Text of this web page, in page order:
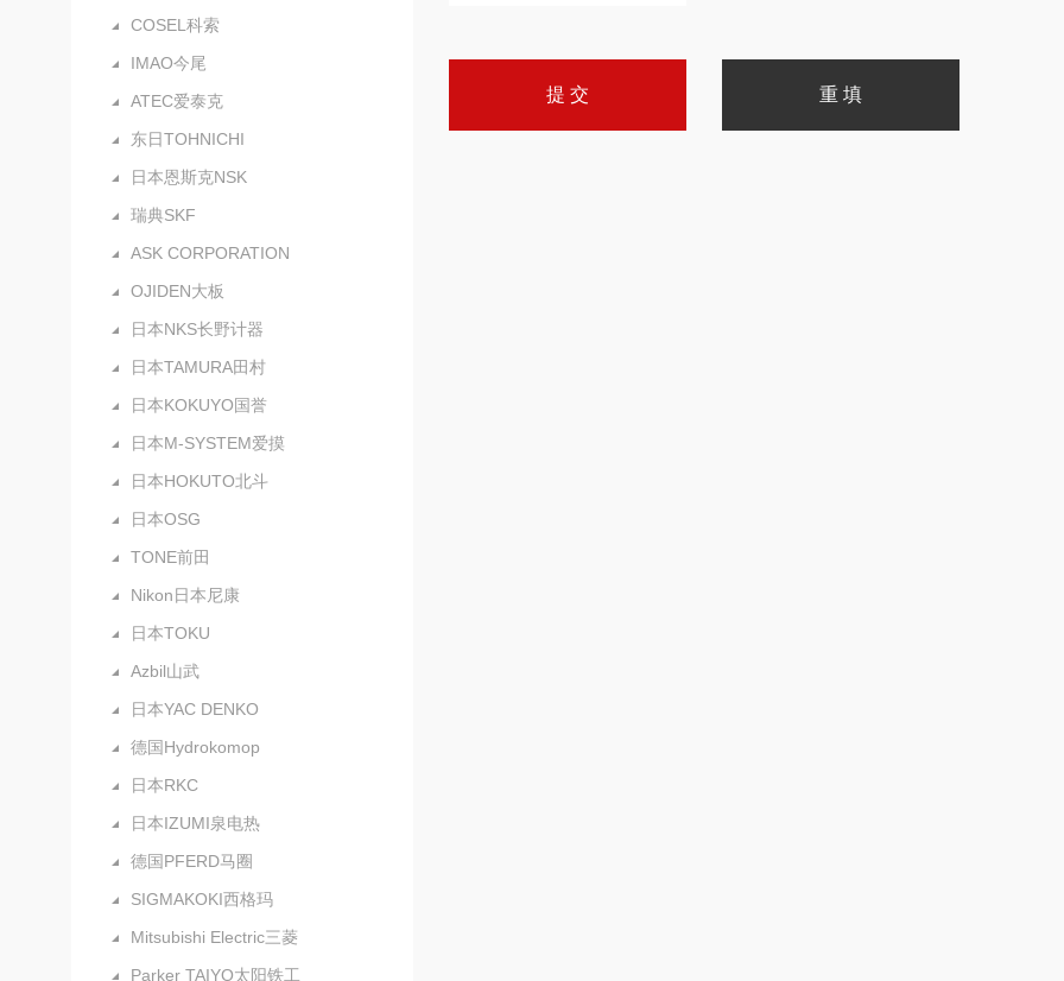
COSEL科索
IMAO今尾
ATEC爱泰克
东日TOHNICHI
日本恩斯克NSK
瑞典SKF
ASK CORPORATION
OJIDEN大板
日本NKS长野计器
日本TAMURA田村
日本KOKUYO国誉
日本M-SYSTEM爱摸
日本HOKUTO北斗
日本OSG
TONE前田
Nikon日本尼康
日本TOKU
Azbil山武
日本YAC DENKO
德国Hydrokomop
日本RKC
日本IZUMI泉电热
德国PFERD马圈
SIGMAKOKI西格玛
Mitsubishi Electric三菱
Parker TAIYO太阳铁工